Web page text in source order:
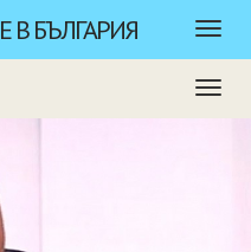
БЪЛГАРИЯ